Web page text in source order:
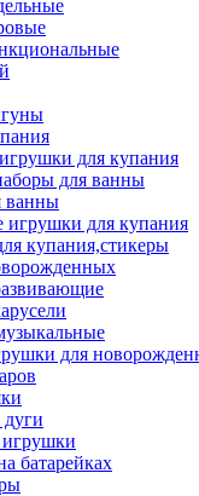
для купания
для ванны
ванны
игрушки для купания
купания,стикеры
для
батарейках